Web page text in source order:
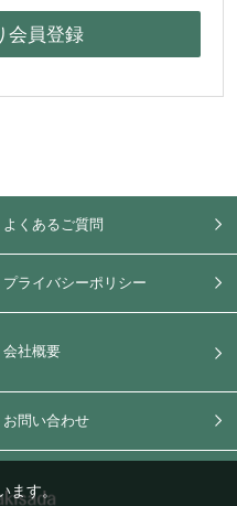
よくあるご質問
プライバシーポリシー
会社概要
お問い合わせ
ます。